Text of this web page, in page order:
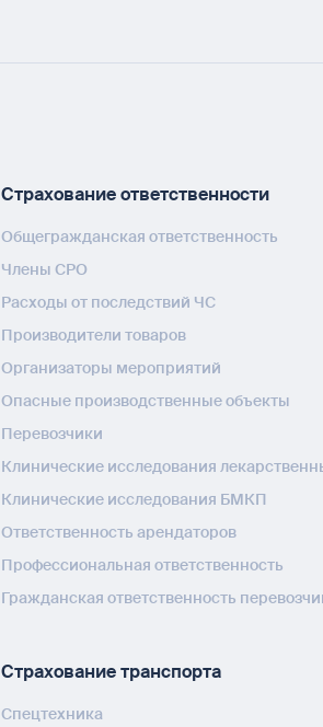
Страхование ответственности
Общегражданская ответственность
Члены СРО
Расходы от последствий ЧС
Производители товаров
Организаторы мероприятий
Опасные производственные объекты
Перевозчики
Клинические исследования
Клинические исследования БМКП
Ответственность арендаторов
Профессиональная ответственность
Гражданская ответственность
Страхование транспорта
Спецтехника